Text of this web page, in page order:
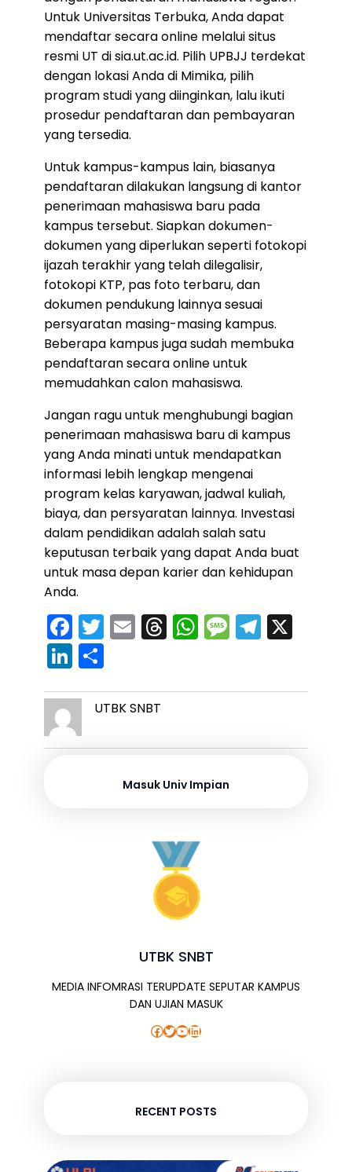
Untuk Universitas Terbuka, Anda dapat
mendaftar secara online melalui situs
resmi UT di sia.ut.ac.id. Pilih UPBJJ terdekat
dengan lokasi Anda di Mimika, pilih
program studi yang diinginkan, lalu ikuti
prosedur pendaftaran dan pembayaran
yang tersedia.
Untuk kampus-kampus lain, biasanya
pendaftaran dilakukan langsung di kantor
penerimaan mahasiswa baru pada
kampus tersebut. Siapkan dokumen-
dokumen yang diperlukan seperti fotokopi
ijazah terakhir yang telah dilegalisir,
fotokopi KTP, pas foto terbaru, dan
dokumen pendukung lainnya sesuai
persyaratan masing-masing kampus.
Beberapa kampus juga sudah membuka
pendaftaran secara online untuk
memudahkan calon mahasiswa.
Jangan ragu untuk menghubungi bagian
penerimaan mahasiswa baru di kampus
yang Anda minati untuk mendapatkan
informasi lebih lengkap mengenai
program kelas karyawan, jadwal kuliah,
biaya, dan persyaratan lainnya. Investasi
dalam pendidikan adalah salah satu
keputusan terbaik yang dapat Anda buat
untuk masa depan karier dan kehidupan
Anda.
F
a
c
e
b
o
T
w
er
E
m
l
T
hr
a
s
W
h
ts
p
p
M
e
s
g
T
el
gr
m
Li
n
k
e
dI
ar
UTBK SNBT
Masuk Univ Impian
UTBK SNBT
MEDIA INFOMRASI TERUPDATE SEPUTAR KAMPUS
DAN UJIAN MASUK
Facebook Twitter YouTube LinkedIn
RECENT POSTS